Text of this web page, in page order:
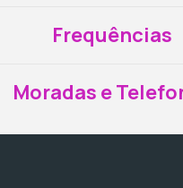
Frequências
Moradas e